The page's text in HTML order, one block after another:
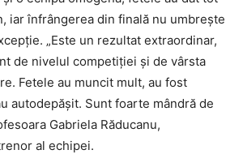
iar înfrângerea din finală nu umbrește
„Este un rezultat extraordinar,
de nivelul competiției și de vârsta
Fetele au muncit mult, au fost
autodepășit. Sunt foarte mândră de
Gabriela Răducanu,
al echipei.